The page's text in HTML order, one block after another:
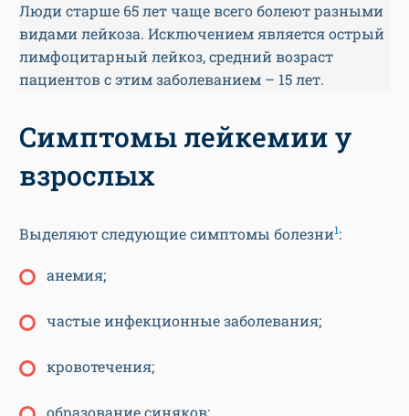
Люди старше 65 лет чаще всего болеют разными
видами лейкоза. Исключением является острый
лимфоцитарный лейкоз, средний возраст
пациентов с этим заболеванием – 15 лет.
Симптомы лейкемии у
взрослых
Выделяют следующие симптомы болезни1:
анемия;
частые инфекционные заболевания;
кровотечения;